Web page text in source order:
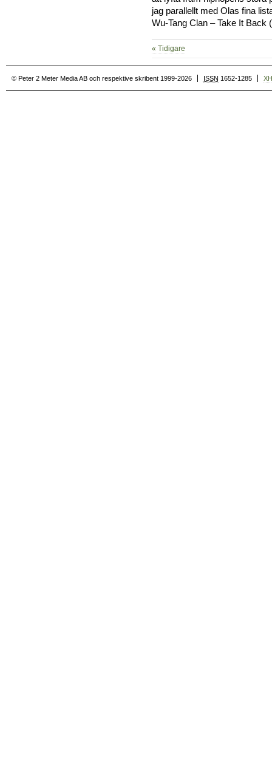
jag parallellt med Olas fina
Wu-Tang Clan – Take It
« Tidigare
© Peter 2 Meter Media AB och respektive skribent 1999-2026 ISSN 1652-1285